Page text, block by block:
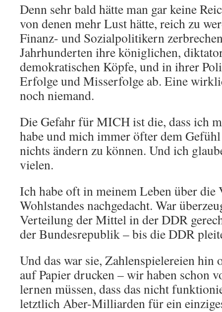
Denn sehr bald hätte man gar keine
von denen mehr Lust hätte, reich zu
Finanz- und Sozialpolitikern
Jahrhunderten ihre königlichen,
demokratischen Köpfe, und in ihrer
Erfolge und Misserfolge ab. Eine
noch niemand.
Die Gefahr für MICH ist die, dass ich
habe und mich immer öfter dem Gefühl
nichts ändern zu können. Und ich
vielen.
Ich habe oft in meinem Leben über die
Wohlstandes nachgedacht. War
Verteilung der Mittel in der DDR
der Bundesrepublik – bis die DDR
Und das war sie, Zahlenspielereien hin
auf Papier drucken – wir haben schon
lernen müssen, dass das nicht
letztlich Aber-Milliarden für ein